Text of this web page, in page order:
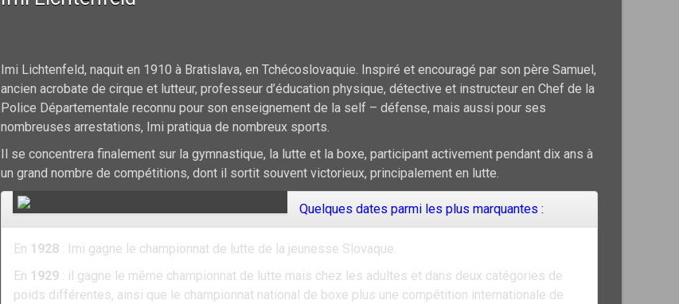
Imi Lichtenfeld, naquit en 1910 à Bratislava, en Tchécoslovaquie. Inspiré et encouragé par son père Samuel,
ancien acrobate de cirque et lutteur, professeur d’éducation physique, détective et instructeur en Chef de la
Police Départementale reconnu pour son enseignement de la self – défense, mais aussi pour ses
nombreuses arrestations, Imi pratiqua de nombreux sports.
Il se concentrera finalement sur la gymnastique, la lutte et la boxe, participant activement pendant dix ans à
un grand nombre de compétitions, dont il sortit souvent victorieux, principalement en lutte.
Quelques dates parmi les plus marquantes :
En 1928 : Imi gagne le championnat de lutte de la jeunesse Slovaque.
En 1929 : il gagne le même championnat de lutte mais chez les adultes et dans deux catégories de
poids différentes, ainsi que le championnat national de boxe plus une compétition internationale de